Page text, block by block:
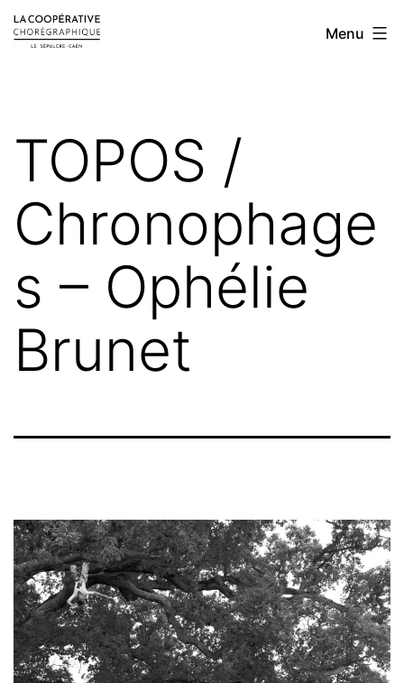
Aller
auLA
Menu
TOPOS /
Chronophage
s – Ophélie
Brunet